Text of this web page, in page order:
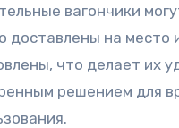
вагончики
доставлены на место
что делает их
решением для